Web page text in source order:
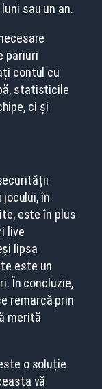
sau un an.
pariuri
contul cu
statisticile
ci și
în
este în plus
live
lipsa
este un
În concluzie,
remarcă prin
merită
o soluție
vă